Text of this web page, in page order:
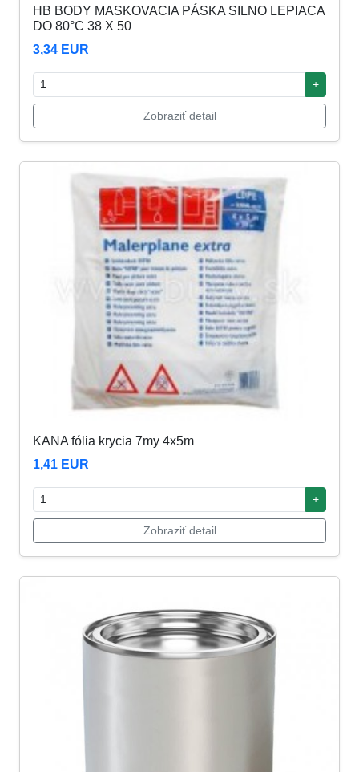
HB BODY MASKOVACIA PÁSKA SILNO LEPIACA
DO 80°C 38 X 50
3,34 EUR
+
Zobraziť detail
KANA fólia krycia 7my 4x5m
1,41 EUR
+
Zobraziť detail